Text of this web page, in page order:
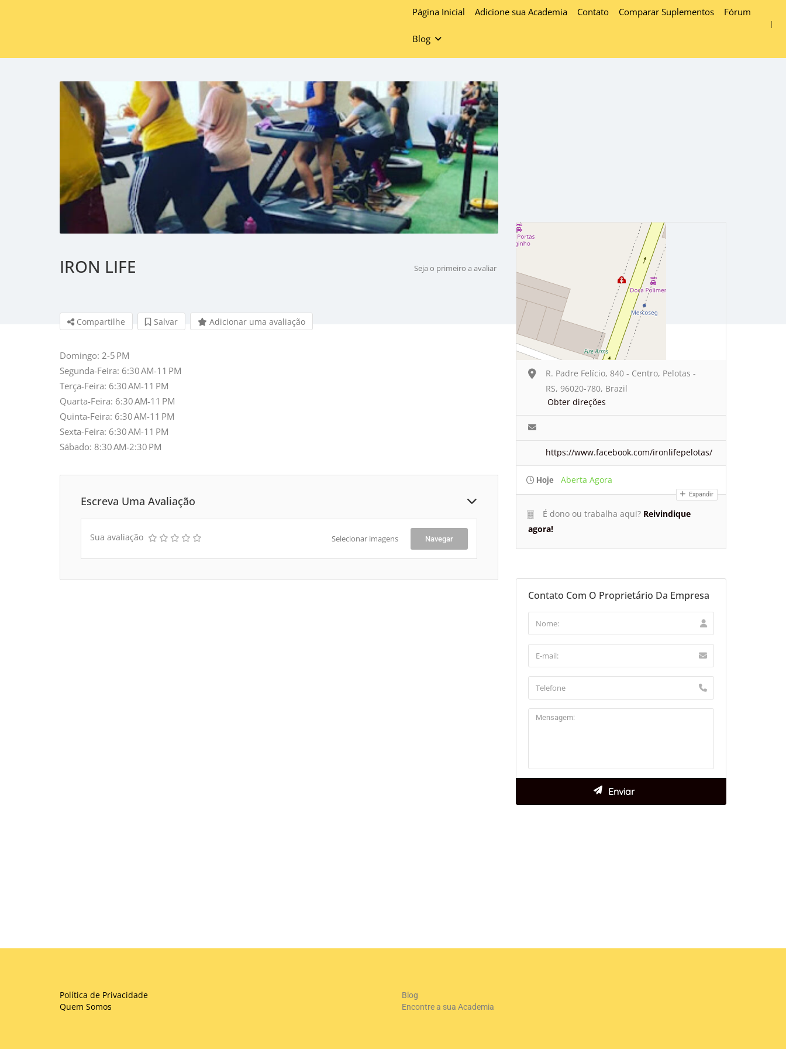
Página Inicial Adicione sua Academia Contato Comparar Suplementos Fórum
Blog
IRON LIFE Seja o primeiro a avaliar
Compartilhe Salvar Adicionar uma avaliação
Domingo: 2-5 PM
Segunda-Feira: 6:30 AM-11 PM
Terça-Feira: 6:30 AM-11 PM
Quarta-Feira: 6:30 AM-11 PM
Quinta-Feira: 6:30 AM-11 PM
Sexta-Feira: 6:30 AM-11 PM
Sábado: 8:30 AM-2:30 PM
Escreva Uma Avaliação
Sua avaliação Selecionar imagens Navegar
R. Padre Felício, 840 - Centro, Pelotas -
RS, 96020-780, Brazil
Obter direções
https://www.facebook.com/ironlifepelotas/
Hoje Aberta Agora
Expandir
É dono ou trabalha aqui? Reivindique
agora!
Contato Com O Proprietário Da Empresa
Política de Privacidade
Quem Somos
Blog
Encontre a sua Academia